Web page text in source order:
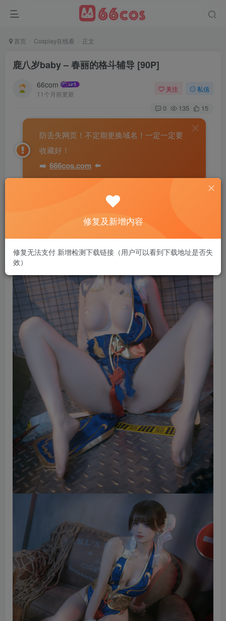
首页 Cosplay在线看 正文
鹿八岁baby – 春丽的格斗辅导 [90P]
66com
11个月前更新
关注 私信
0 135 15
防丢失网页！不定期更换域名！一定一定要
收藏好！
➡️ 666cos.com ⬅️
修复及新增内容
修复无法支付 新增检测下载链接（用户可以看到下载地址是否失
效）